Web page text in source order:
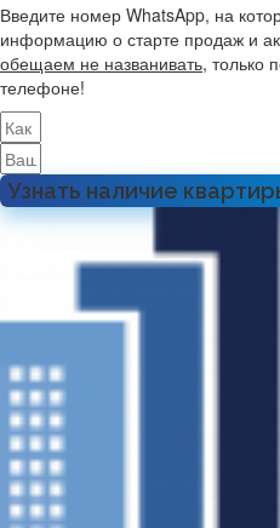
Введите номер WhatsApp, на
информацию о старте продаж и
обещаем не названивать, только
телефоне!
Узнать наличие